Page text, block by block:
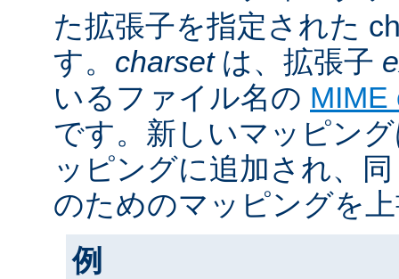
た拡張子を指定された
す。 charsetは、拡張子
いるファイル名の MIME
です。新しいマッピン
ッピングに追加され、
のためのマッピングを
例